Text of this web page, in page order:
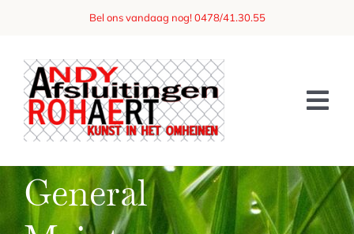
content
Bel ons vandaag nog! 0478/41.30.55
Home
Over ons
General